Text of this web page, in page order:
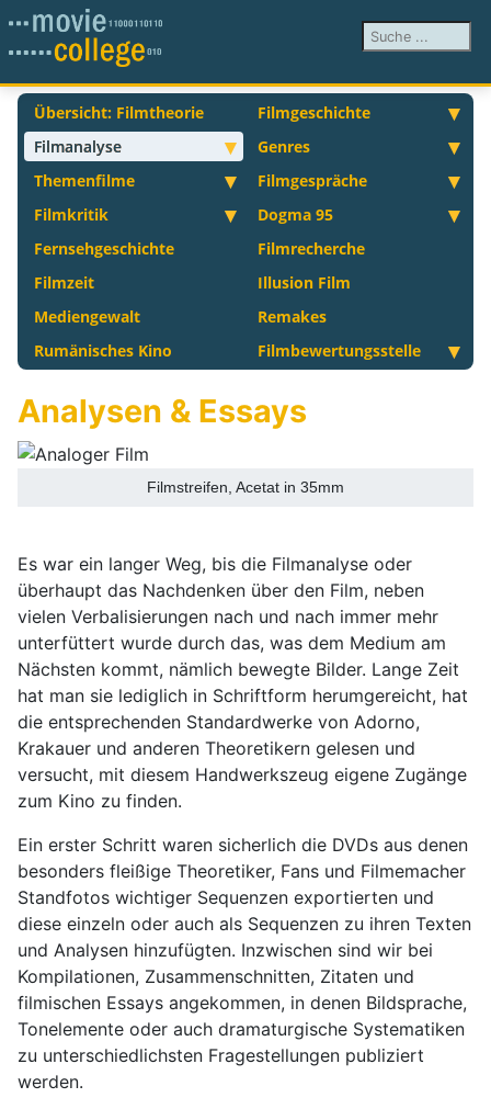
Suchen ...
Übersicht: Filmtheorie
Filmgeschichte
Filmanalyse
Genres
Themenfilme
Filmgespräche
Filmkritik
Dogma 95
Fernsehgeschichte
Filmrecherche
Filmzeit
Illusion Film
Mediengewalt
Remakes
Rumänisches Kino
Filmbewertungsstelle
Analysen & Essays
Filmstreifen, Acetat in 35mm
Es war ein langer Weg, bis die Filmanalyse oder
überhaupt das Nachdenken über den Film, neben
vielen Verbalisierungen nach und nach immer mehr
unterfüttert wurde durch das, was dem Medium am
Nächsten kommt, nämlich bewegte Bilder. Lange Zeit
hat man sie lediglich in Schriftform herumgereicht, hat
die entsprechenden Standardwerke von Adorno,
Krakauer und anderen Theoretikern gelesen und
versucht, mit diesem Handwerkszeug eigene Zugänge
zum Kino zu finden.
Ein erster Schritt waren sicherlich die DVDs aus denen
besonders fleißige Theoretiker, Fans und Filmemacher
Standfotos wichtiger Sequenzen exportierten und
diese einzeln oder auch als Sequenzen zu ihren Texten
und Analysen hinzufügten. Inzwischen sind wir bei
Kompilationen, Zusammenschnitten, Zitaten und
filmischen Essays angekommen, in denen Bildsprache,
Tonelemente oder auch dramaturgische Systematiken
zu unterschiedlichsten Fragestellungen publiziert
werden.